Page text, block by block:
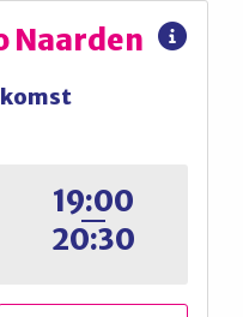
College
via website)
Naarden
19:00
20:30